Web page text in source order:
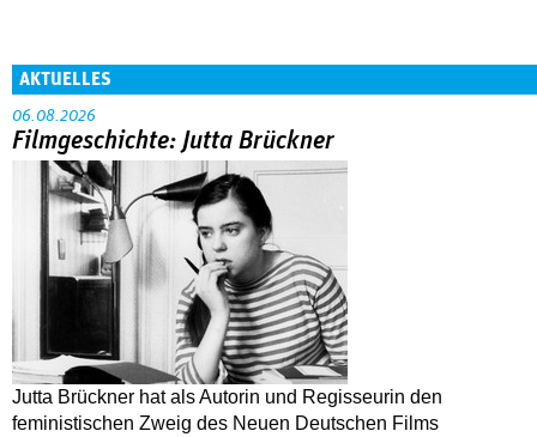
AKTUELLES
06.08.2026
Filmgeschichte: Jutta Brückner
Jutta Brückner hat als Autorin und Regisseurin den
feministischen Zweig des Neuen Deutschen Films